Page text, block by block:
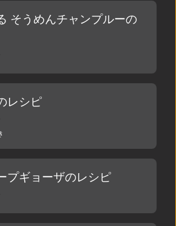
そうめんチャンプルーの
レシピ
プギョーザのレシピ